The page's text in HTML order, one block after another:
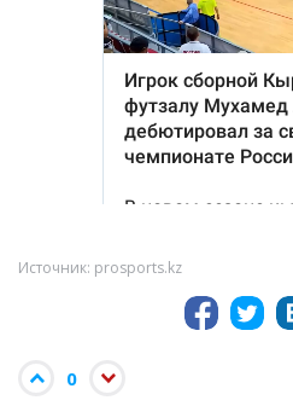
Источник: prosports.kz
0